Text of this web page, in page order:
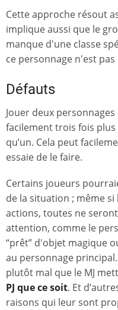
Cette approche résout
implique aussi que le
manque d'une classe
ce personnage n'est pas
Défauts
Jouer deux
facilement trois fois
qu’un. Cela peut
essaie de le faire.
Certains joueurs
de la situation ; même
actions, toutes ne
attention, comme le
“prêt” d'objet magique
au personnage
plutôt mal que le MJ
PJ que ce soit. Et
raisons qui leur sont